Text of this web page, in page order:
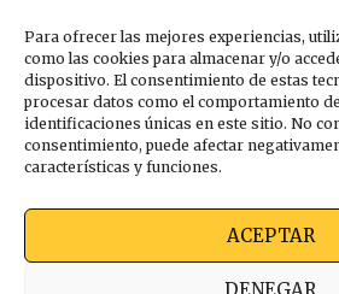
Para ofrecer las mejores experiencias,
como las cookies para almacenar y/o
dispositivo. El consentimiento de estas
procesar datos como el comportamiento
identificaciones únicas en este sitio. No
consentimiento, puede afectar
características y funciones.
ACEPTAR
DENEGAR
cultura
Melgosa,
asisten a la
Ekimen